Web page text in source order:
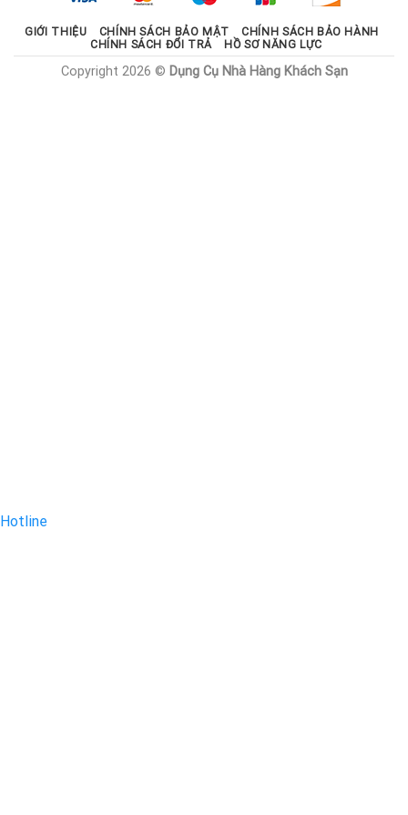
GIỚI THIỆU CHÍNH SÁCH BẢO MẬT
CHÍNH SÁCH BẢO HÀNH
CHÍNH SÁCH ĐỔI TRẢ
HỒ SƠ NĂNG LỰC
Copyright 2026 © Dụng Cụ Nhà Hàng Khách Sạn
Hotline